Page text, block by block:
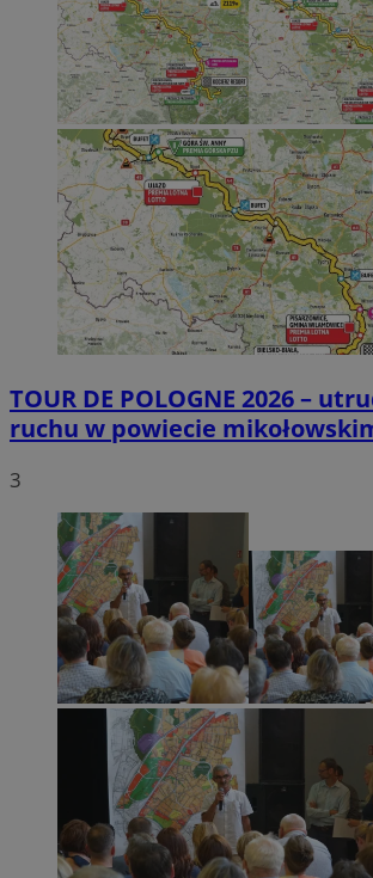
TOUR DE POLOGNE 2026 –
ruchu w powiecie
3